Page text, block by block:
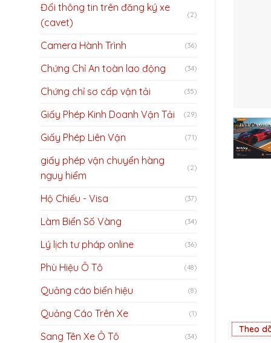
Đổi thông tin trên đăng ký xe
(cavet)
(2)
Camera Hành Trình (36)
Chứng Chỉ An toàn lao động (34)
Chứng chỉ sơ cấp vận tải (35)
Giấy Phép Kinh Doanh Vận Tải (29)
Giấy Phép Liên Vận (71)
giấy phép vận chuyển hàng
nguy hiểm
(2)
Hộ Chiếu - Visa (37)
Làm Biển Số Vàng (34)
Lý lịch tư pháp online (36)
Phù Hiệu Ô Tô (48)
Quảng cáo biển hiệu (8)
Quảng Cáo Trên Xe (1)
Sang Tên Xe Ô Tô (34)
Theo